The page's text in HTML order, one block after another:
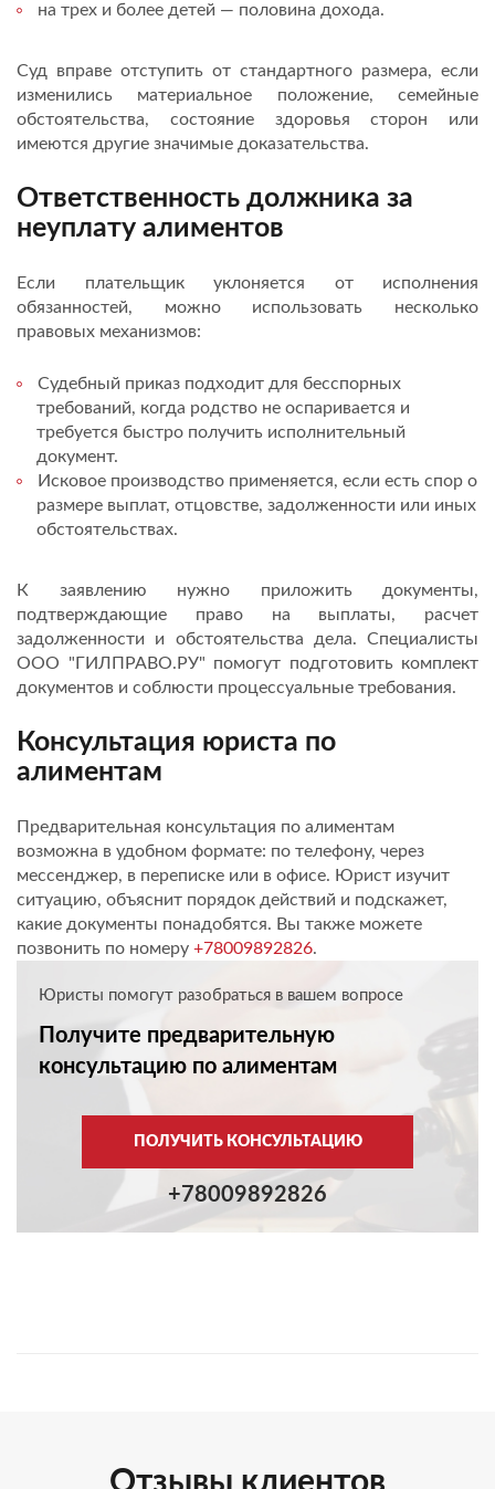
на трех и более детей — половина дохода.
Суд вправе отступить от стандартного размера, если
изменились материальное положение, семейные
обстоятельства, состояние здоровья сторон или
имеются другие значимые доказательства.
Ответственность должника за
неуплату алиментов
Если плательщик уклоняется от исполнения
обязанностей, можно использовать несколько
правовых механизмов:
Судебный приказ подходит для бесспорных
требований, когда родство не оспаривается и
требуется быстро получить исполнительный
документ.
Исковое производство применяется, если есть спор о
размере выплат, отцовстве, задолженности или иных
обстоятельствах.
К заявлению нужно приложить документы,
подтверждающие право на выплаты, расчет
задолженности и обстоятельства дела. Специалисты
ООО "ГИЛПРАВО.РУ" помогут подготовить комплект
документов и соблюсти процессуальные требования.
Консультация юриста по
алиментам
Предварительная консультация по алиментам
возможна в удобном формате: по телефону, через
мессенджер, в переписке или в офисе. Юрист изучит
ситуацию, объяснит порядок действий и подскажет,
какие документы понадобятся. Вы также можете
позвонить по номеру +78009892826.
Юристы помогут разобраться в вашем вопросе
Получите предварительную
консультацию по алиментам
ПОЛУЧИТЬ КОНСУЛЬТАЦИЮ
+78009892826